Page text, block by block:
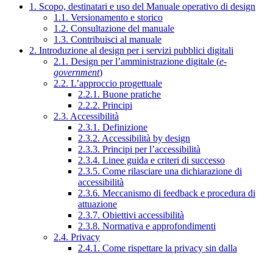
1. Scopo, destinatari e uso del Manuale operativo di design
1.1. Versionamento e storico
1.2. Consultazione del manuale
1.3. Contribuisci al manuale
2. Introduzione al design per i servizi pubblici digitali
2.1. Design per l’amministrazione digitale (e-
government)
2.2. L’approccio progettuale
2.2.1. Buone pratiche
2.2.2. Principi
2.3. Accessibilità
2.3.1. Definizione
2.3.2. Accessibilità by design
2.3.3. Principi per l’accessibilità
2.3.4. Linee guida e criteri di successo
2.3.5. Come rilasciare una dichiarazione di
accessibilità
2.3.6. Meccanismo di feedback e procedura di
attuazione
2.3.7. Obiettivi accessibilità
2.3.8. Normativa e approfondimenti
2.4. Privacy
2.4.1. Come rispettare la privacy sin dalla